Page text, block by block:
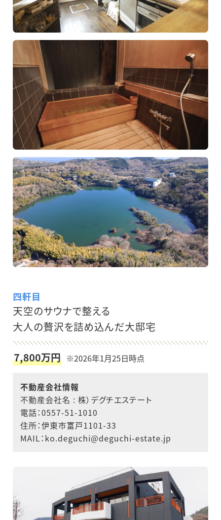
四軒目
天空のサウナで整える
大人の贅沢を詰め込んだ大邸宅
7,800万円 ※2026年1月25日時点
不動産会社情報
不動産会社名 : 株）デグチエステート
電話：0557-51-1010
住所：伊東市富戸1101-33
MAIL：ko.deguchi@deguchi-estate.jp